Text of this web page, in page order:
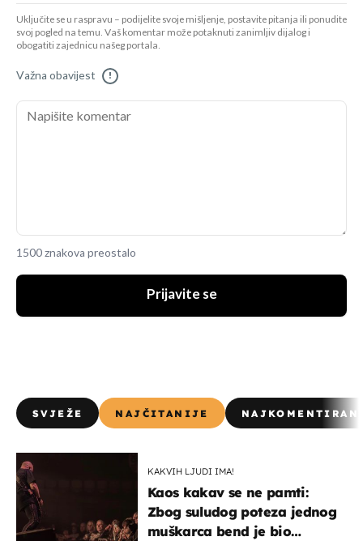
Uključite se u raspravu – podijelite svoje mišljenje, postavite pitanja ili ponudite
svoj pogled na temu. Vaš komentar može potaknuti zanimljiv dijalog i
obogatiti zajednicu našeg portala.
Važna obavijest !
1500 znakova preostalo
Prijavite se
SVJEŽE NAJČITANIJE
KAKVIH LJUDI IMA!
Kaos kakav se ne pamti:
Zbog suludog poteza jednog
muškarca bend je bio